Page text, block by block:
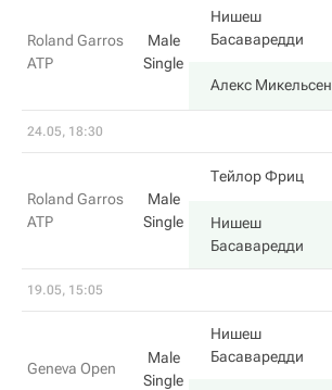
Roland Garros
ATP
Male
Single
Нишеш
Басаваредди
Алекс Микельсен
24.05, 18:30
Roland Garros
ATP
Male
Single
Тейлор Фриц
Нишеш
Басаваредди
19.05, 15:05
Geneva Open
Male
Single
Нишеш
Басаваредди